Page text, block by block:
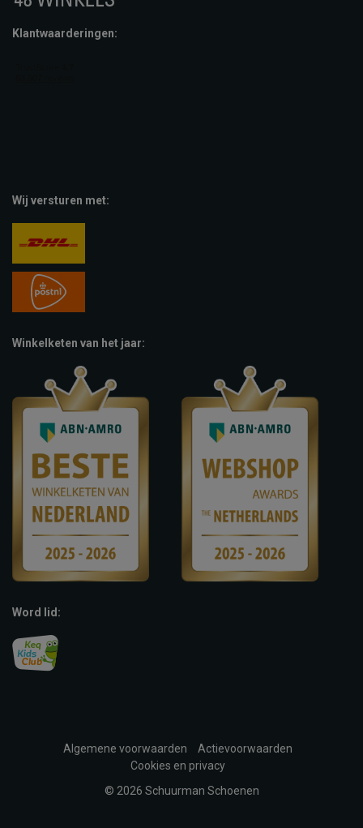
Klantwaarderingen:
Wij versturen met:
Winkelketen van het jaar:
Word lid:
Algemene voorwaarden
Actievoorwaarden
Cookies en privacy
© 2026 Schuurman Schoenen